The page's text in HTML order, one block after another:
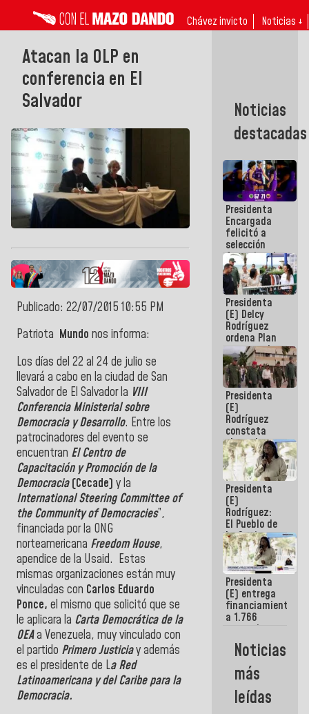
Chávez invicto Noticias ↓
Atacan la OLP en
conferencia en El
Salvador
Publicado: 22/07/2015 10:55 PM
Patriota Mundo nos informa:
Los días del 22 al 24 de julio se
llevará a cabo en la ciudad de San
Salvador de El Salvador la VIII
Conferencia Ministerial sobre
Democracia y Desarrollo. Entre los
patrocinadores del evento se
encuentran El Centro de
Capacitación y Promoción de la
Democracia(Cecade) y la
International Steering Committee of
the Community of Democracies”,
financiada por la ONG
norteamericana Freedom House,
apendice de la Usaid. Estas
mismas organizaciones están muy
vinculadas con Carlos Eduardo
Ponce, el mismo que solicitó que se
le aplicara la Carta Democrática de la
OEAa Venezuela, muy vinculado con
el partido Primero Justiciay además
es el presidente de La Red
Latinoamericana y del Caribe para la
Democracia.
Noticias
destacadas
Presidenta
Encargada
felicitó a
selección
femenina de
baloncesto
por su
clasificación
a la
AmeriCup
2027
Presidenta
(E) Delcy
Rodríguez
ordena Plan
maestro de
desarrollo
logístico y
turístico
para La
Guaira
Presidenta
(E)
Rodríguez
constata
obras de
rehabilitación
de Escuela
Militar de
Mamo en La
Guaira
Presidenta
(E)
Rodríguez:
El Pueblo de
La Guaira
siempre
estará
acompañada
por el
Gobierno
Nacional
Presidenta
(E) entrega
financiamientos
a 1.766
comerciantes
emprendedores
afectados
por
terremotos
Noticias
más
leídas